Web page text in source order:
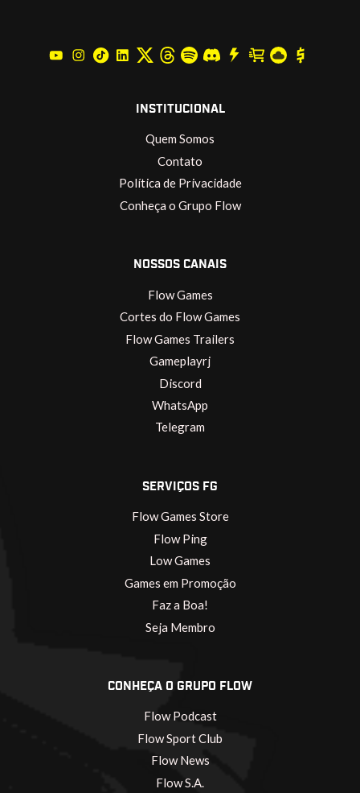
INSTITUCIONAL
Quem Somos
Contato
Política de Privacidade
Conheça o Grupo Flow
NOSSOS CANAIS
Flow Games
Cortes do Flow Games
Flow Games Trailers
Gameplayrj
Discord
WhatsApp
Telegram
SERVIÇOS FG
Flow Games Store
Flow Ping
Low Games
Games em Promoção
Faz a Boa!
Seja Membro
CONHEÇA O GRUPO FLOW
Flow Podcast
Flow Sport Club
Flow News
Flow S.A.